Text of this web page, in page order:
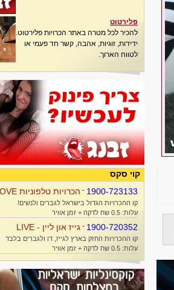
פלירטוט
להכיר לכל מטרה באתר הכרויות פלירטוט.
ידידות, זוגיות, אהבה, קשר חד פעמי או
לטווח הארוך.
קוי סקס
1900-723133
- הכרויות טלפוניות FREE LOVE
קו ההכרויות הגדול בישראל לגברים ולנשים!
עלות: 0.5 שח לדקה + זמן אוויר
1900-720352
- גייז און ליין - LIVE
קו ההכרויות החזק בארץ לגייז, דו ולגברים בלבד
עלות: 0.5 שח לדקה + זמן אוויר